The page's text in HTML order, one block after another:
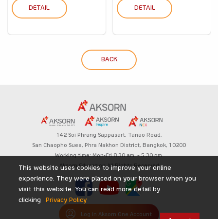
DETAIL DETAIL
BACK
142 Soi Phrang Sappasart, Tanao Road,
San Chaopho Suea, Phra Nakhon District, Bangkok, 10200
Working time: Mon-Fri 8.30 am. – 5.30 pm.
Aksorn Education All Rights Reserved
Log in Aksorn One Account
This website uses cookies to improve your online
experience. They were placed on your browser when you
visit this website. You can read more detail by
clicking
Privacy Policy